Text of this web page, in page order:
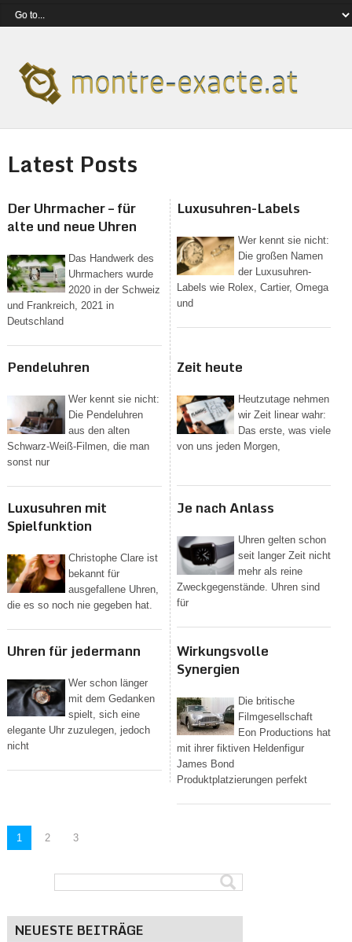
Latest Posts
Der Uhrmacher – für
alte und neue Uhren
Das Handwerk des
Uhrmachers wurde
2020 in der Schweiz
und Frankreich, 2021 in
Deutschland
Luxusuhren-Labels
Wer kennt sie nicht:
Die großen Namen
der Luxusuhren-
Labels wie Rolex, Cartier, Omega
und
Pendeluhren
Wer kennt sie nicht:
Die Pendeluhren
aus den alten
Schwarz-Weiß-Filmen, die man
sonst nur
Zeit heute
Heutzutage nehmen
wir Zeit linear wahr:
Das erste, was viele
von uns jeden Morgen,
Luxusuhren mit
Spielfunktion
Christophe Clare ist
bekannt für
ausgefallene Uhren,
die es so noch nie gegeben hat.
Je nach Anlass
Uhren gelten schon
seit langer Zeit nicht
mehr als reine
Zweckgegenstände. Uhren sind
für
Uhren für jedermann
Wer schon länger
mit dem Gedanken
spielt, sich eine
elegante Uhr zuzulegen, jedoch
nicht
Wirkungsvolle
Synergien
Die britische
Filmgesellschaft
Eon Productions hat
mit ihrer fiktiven Heldenfigur
James Bond
Produktplatzierungen perfekt
1 2 3
NEUESTE BEITRÄGE